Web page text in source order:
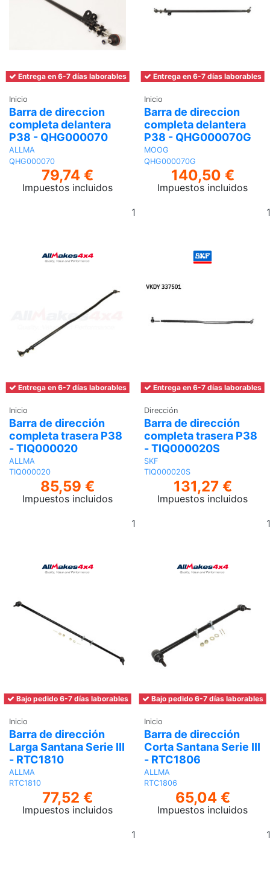
Entrega en 6-7 días laborables
Inicio
Barra de direccion
completa delantera
P38 - QHG000070
ALLMA
QHG000070
79,74 €
Impuestos incluidos
Entrega en 6-7 días laborables
Inicio
Barra de direccion
completa delantera
P38 - QHG000070G
MOOG
QHG000070G
140,50 €
Impuestos incluidos
Entrega en 6-7 días laborables
Inicio
Barra de dirección
completa trasera P38
- TIQ000020
ALLMA
TIQ000020
85,59 €
Impuestos incluidos
Entrega en 6-7 días laborables
Dirección
Barra de dirección
completa trasera P38
- TIQ000020S
SKF
TIQ000020S
131,27 €
Impuestos incluidos
Bajo pedido 6-7 días laborables
Inicio
Barra de dirección
Larga Santana Serie III
- RTC1810
ALLMA
RTC1810
77,52 €
Impuestos incluidos
Bajo pedido 6-7 días laborables
Inicio
Barra de dirección
Corta Santana Serie III
- RTC1806
ALLMA
RTC1806
65,04 €
Impuestos incluidos